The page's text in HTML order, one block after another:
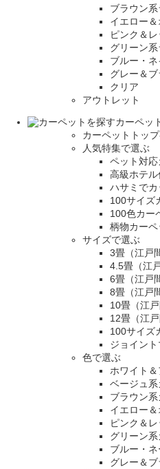
ブラウン
イエロー
ピンク＆
グリーン
ブルー・
グレー＆
クリア
アウトレット
カーペッ
カーペットトッ
人気特集で選ぶ
ペット対応
高級ホテル
ハサミでカ
100サイズ
100色カー
柄物カーペ
サイズで選ぶ
3畳（江戸
4.5畳（江
6畳（江戸
8畳（江戸
10畳（江
12畳（江
100サイズ
ジョイン
色で選ぶ
ホワイト＆
ベージュ系
ブラウン系
イエロー
ピンク＆
グリーン系
ブルー・
グレー＆